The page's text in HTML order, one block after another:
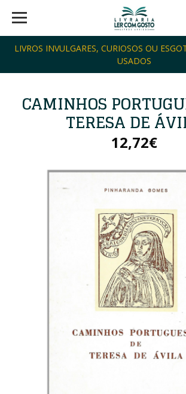
LIVROS INVULGARES, CURIOSOS OU
USADOS
CAMINHOS
TERESA DE
12,72€